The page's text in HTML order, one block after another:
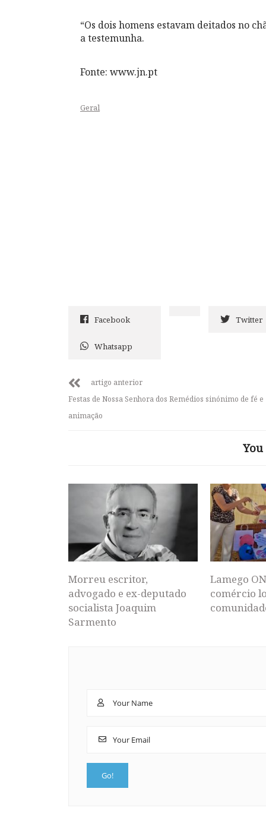
“Os dois homens estavam deitados no
a testemunha.
Fonte: www.jn.pt
Geral
Facebook Twitter
Whatsapp
artigo anterior
Festas de Nossa Senhora dos Remédios sinónimo de fé e
animação
Morreu escritor,
advogado e ex-deputado
socialista Joaquim
Sarmento
Lamego
comércio